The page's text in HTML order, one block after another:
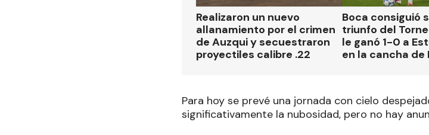
Realizaron un nuevo
allanamiento por el crimen
de Auzqui y secuestraron
proyectiles calibre .22
Boca consiguió
triunfo del
le ganó 1-0 a
en la cancha de
Para hoy se prevé una jornada con cielo
significativamente la nubosidad, pero no hay